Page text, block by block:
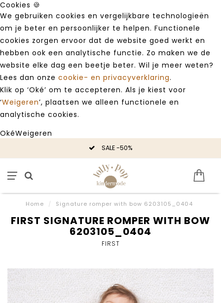
Cookies 🍪
We gebruiken cookies en vergelijkbare technologieën
om je beter en persoonlijker te helpen. Functionele
cookies zorgen ervoor dat de website goed werkt en
hebben ook een analytische functie. Zo maken we de
website elke dag een beetje beter. Wil je meer weten?
Lees dan onze cookie- en privacyverklaring.
Klik op ‘Oké’ om te accepteren. Als je kiest voor
‘Weigeren’, plaatsen we alleen functionele en
analytische cookies.
OkéWeigeren
SALE -50%
Home / Signature romper with bow 6203105_0404
FIRST SIGNATURE ROMPER WITH BOW
6203105_0404
FIRST